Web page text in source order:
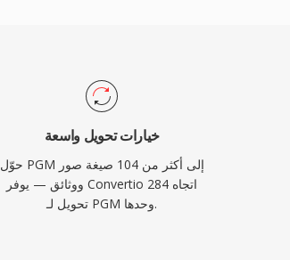
خيارات تحويل واسعة
حوّل PGM إلى أكثر من 104 صيغة صور
ووثائق — يوفر Convertio 284 اتجاه
تحويل لـ PGM وحدها.